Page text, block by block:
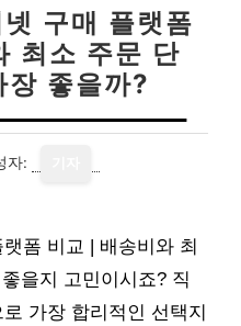
구매 플랫폼
최소 주문 단
장 좋을까?
자:
폼 비교 | 배송비와 최
을지 고민이시죠? 직
가장 합리적인 선택지